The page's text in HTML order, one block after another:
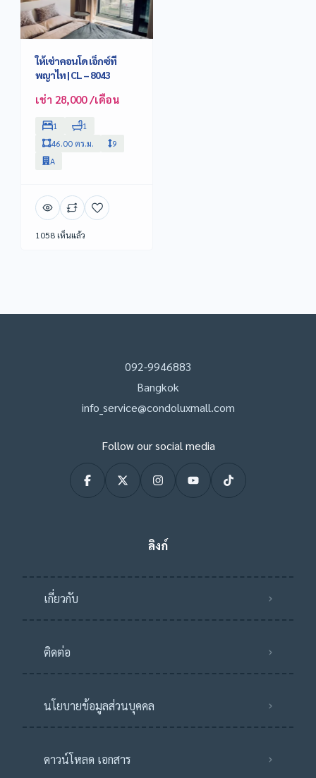
ให้เช่าคอนโด เอ็กซ์ที
พญาไท | CL – 8043
เช่า 28,000 /เดือน
1
1
46.00 ตร.ม.
9
A
1058 เห็นแล้ว
092-9946883
Bangkok
info_service@condoluxmall.com
Follow our social media
ลิงก์
เกี่ยวกับ
ติดต่อ
นโยบายข้อมูลส่วนบุคคล
ดาวน์โหลด เอกสาร